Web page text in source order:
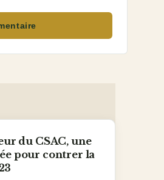
du CSAC, une
pour contrer la